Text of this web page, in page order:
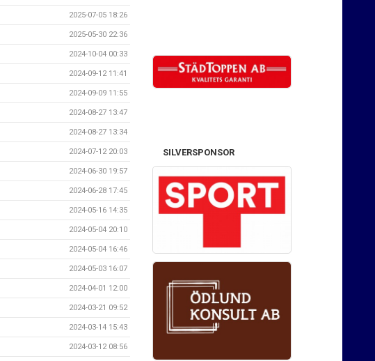
2025-07-05 18:26
2025-05-30 22:36
2024-10-04 00:33
2024-09-12 11:41
2024-09-09 11:55
2024-08-27 13:47
2024-08-27 13:34
2024-07-12 20:03
2024-06-30 19:57
2024-06-28 17:45
2024-05-16 14:35
2024-05-04 20:10
2024-05-04 16:46
2024-05-03 16:07
2024-04-01 12:00
2024-03-21 09:52
2024-03-14 15:43
2024-03-12 08:56
SILVERSPONSOR